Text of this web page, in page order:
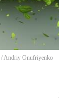
/Andriy Onufriyenko